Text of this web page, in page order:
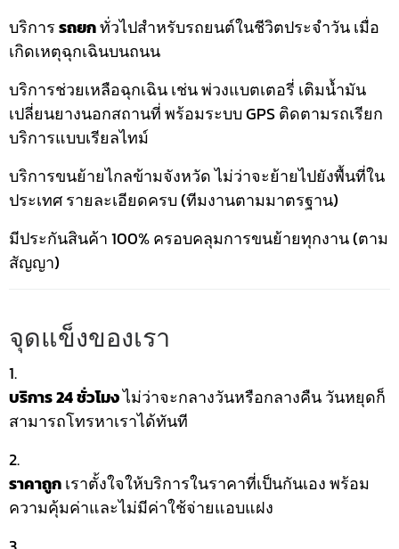
บริการรถยกทั่วไปสำหรับรถยนต์ในชีวิตประจำวัน เมื่อ
เกิดเหตุฉุกเฉินบนถนน
บริการช่วยเหลือฉุกเฉิน เช่น พ่วงแบตเตอรี่ เติมน้ำมัน
เปลี่ยนยางนอกสถานที่ พร้อมระบบ GPS ติดตามรถเรียก
บริการแบบเรียลไทม์
บริการขนย้ายไกลข้ามจังหวัด ไม่ว่าจะย้ายไปยังพื้นที่ใน
ประเทศ รายละเอียดครบ (ทีมงานตามมาตรฐาน)
มีประกันสินค้า 100% ครอบคลุมการขนย้ายทุกงาน (ตาม
สัญญา)
จุดแข็งของเรา
บริการ 24 ชั่วโมงไม่ว่าจะกลางวันหรือกลางคืน วันหยุดก็
สามารถโทรหาเราได้ทันที
ราคาถูกเราตั้งใจให้บริการในราคาที่เป็นกันเอง พร้อม
ความคุ้มค่าและไม่มีค่าใช้จ่ายแอบแฝง